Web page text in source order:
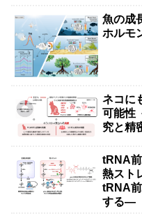
魚の成
ホルモ
ネコに
可能性
究と精
tRNA
熱スト
tRNA
する―